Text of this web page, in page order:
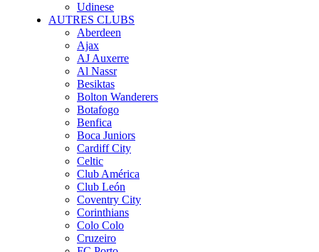
Udinese
AUTRES CLUBS
Aberdeen
Ajax
AJ Auxerre
Al Nassr
Besiktas
Bolton Wanderers
Botafogo
Benfica
Boca Juniors
Cardiff City
Celtic
Club América
Club León
Coventry City
Corinthians
Colo Colo
Cruzeiro